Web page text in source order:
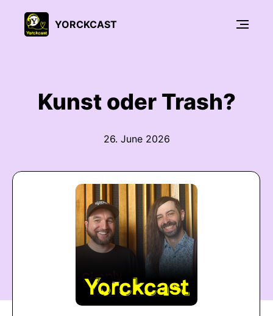
YORCKCAST
Kunst oder Trash?
26. June 2026